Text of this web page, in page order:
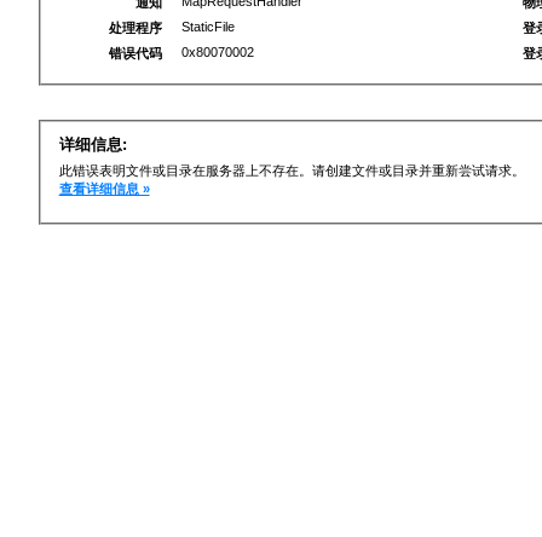
处理程序
StaticFile
错误代码
0x80070002
登
登
详细信息:
此错误表明文件或目录在服务器上不存在。请创建文件或目录并重新尝试请求。
查看详细信息 »